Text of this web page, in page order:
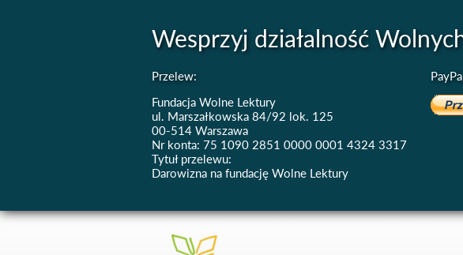
Wesprzyj działalność
Przelew:
Fundacja Wolne Lektury
ul. Marszałkowska 84/92 lok. 125
00-514 Warszawa
Nr konta: 75 1090 2851 0000 0001 4324 3317
Tytuł przelewu:
Darowizna na fundację Wolne Lektury